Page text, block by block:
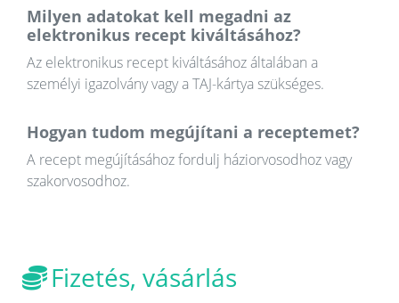
Milyen adatokat kell megadni az
elektronikus recept kiváltásához?
Az elektronikus recept kiváltásához általában a
személyi igazolvány vagy a TAJ-kártya szükséges.
Hogyan tudom megújítani a receptemet?
A recept megújításához fordulj háziorvosodhoz vagy
szakorvosodhoz.
Fizetés, vásárlás